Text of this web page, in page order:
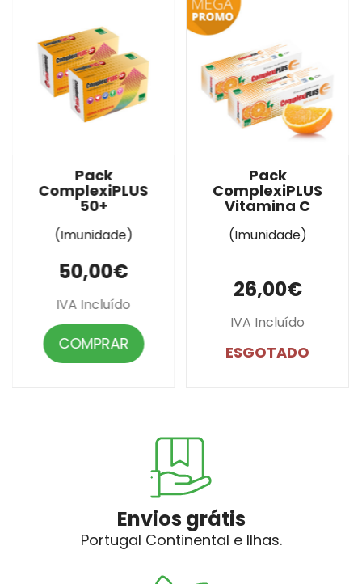
Pack
ComplexiPLUS
50+
(Imunidade)
50,00€
IVA Incluído
COMPRAR
Pack
ComplexiPLUS
Vitamina C
(Imunidade)
26,00€
IVA Incluído
ESGOTADO
Envios grátis
Portugal Continental e Ilhas.